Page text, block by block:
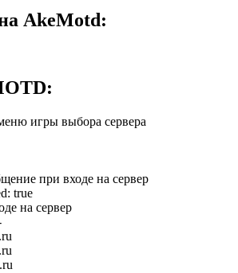
AkeMotd:
игры выбора сервера
при входе на сервер
true
на сервер